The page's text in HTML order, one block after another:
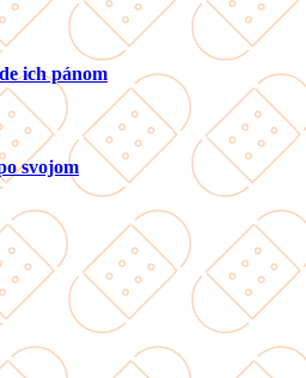
ich pánom
svojom